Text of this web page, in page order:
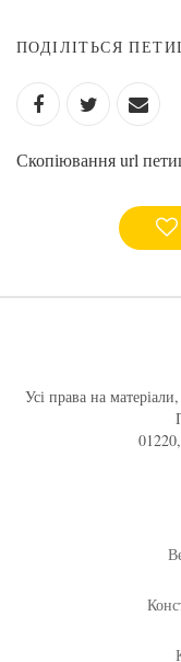
ПОДІЛІТЬСЯ
Скопіювання url
Усі права на